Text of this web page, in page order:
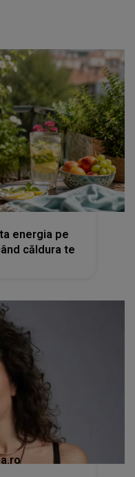
energia pe
căldura te